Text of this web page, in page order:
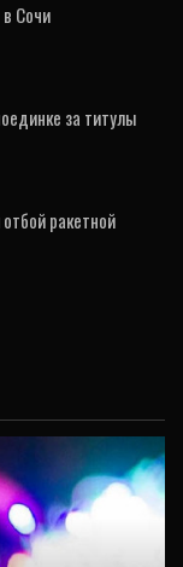
Сочи
за титулы
ракетной